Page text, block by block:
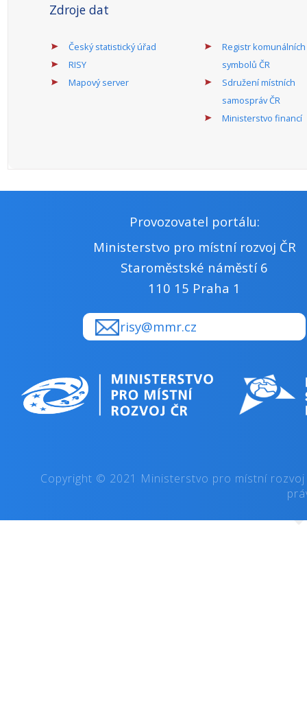
Zdroje dat
Český statistický úřad
RISY
Mapový server
Registr komunálních
symbolů ČR
Sdružení místních
samospráv ČR
Ministerstvo financí
Provozovatel portálu:
Ministerstvo pro místní rozvoj ČR
Staroměstské náměstí 6
110 15 Praha 1
risy@mmr.cz
Copyright © 2021 Ministerstvo pro místní rozvoj